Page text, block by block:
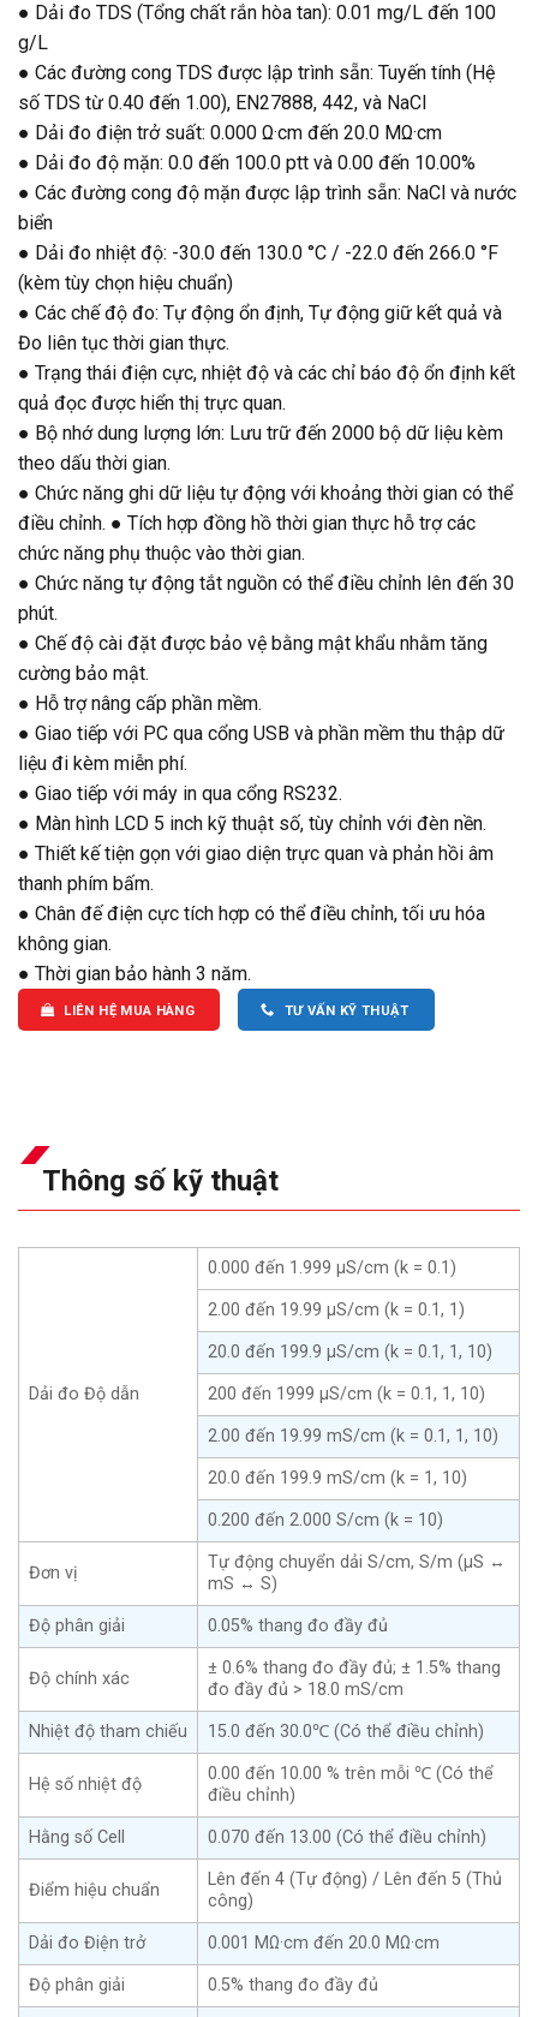
● Dải đo TDS (Tổng chất rắn hòa tan): 0.01 mg/L đến 100
g/L
● Các đường cong TDS được lập trình sẵn: Tuyến tính (Hệ
số TDS từ 0.40 đến 1.00), EN27888, 442, và NaCl
● Dải đo điện trở suất: 0.000 Ω·cm đến 20.0 MΩ·cm
● Dải đo độ mặn: 0.0 đến 100.0 ptt và 0.00 đến 10.00%
● Các đường cong độ mặn được lập trình sẵn: NaCl và nước
biển
● Dải đo nhiệt độ: -30.0 đến 130.0 °C / -22.0 đến 266.0 °F
(kèm tùy chọn hiệu chuẩn)
● Các chế độ đo: Tự động ổn định, Tự động giữ kết quả và
Đo liên tục thời gian thực.
● Trạng thái điện cực, nhiệt độ và các chỉ báo độ ổn định kết
quả đọc được hiển thị trực quan.
● Bộ nhớ dung lượng lớn: Lưu trữ đến 2000 bộ dữ liệu kèm
theo dấu thời gian.
● Chức năng ghi dữ liệu tự động với khoảng thời gian có thể
điều chỉnh. ● Tích hợp đồng hồ thời gian thực hỗ trợ các
chức năng phụ thuộc vào thời gian.
● Chức năng tự động tắt nguồn có thể điều chỉnh lên đến 30
phút.
● Chế độ cài đặt được bảo vệ bằng mật khẩu nhằm tăng
cường bảo mật.
● Hỗ trợ nâng cấp phần mềm.
● Giao tiếp với PC qua cổng USB và phần mềm thu thập dữ
liệu đi kèm miễn phí.
● Giao tiếp với máy in qua cổng RS232.
● Màn hình LCD 5 inch kỹ thuật số, tùy chỉnh với đèn nền.
● Thiết kế tiện gọn với giao diện trực quan và phản hồi âm
thanh phím bấm.
● Chân đế điện cực tích hợp có thể điều chỉnh, tối ưu hóa
không gian.
● Thời gian bảo hành 3 năm.
LIÊN HỆ MUA HÀNG TƯ VẤN KỸ THUẬT
Thông số kỹ thuật
Dải đo Độ dẫn
0.000 đến 1.999 μS/cm (k = 0.1)
2.00 đến 19.99 μS/cm (k = 0.1, 1)
20.0 đến 199.9 μS/cm (k = 0.1, 1, 10)
200 đến 1999 μS/cm (k = 0.1, 1, 10)
2.00 đến 19.99 mS/cm (k = 0.1, 1, 10)
20.0 đến 199.9 mS/cm (k = 1, 10)
0.200 đến 2.000 S/cm (k = 10)
Đơn vị
Tự động chuyển dải S/cm, S/m (μS ↔
mS ↔ S)
Độ phân giải 0.05% thang đo đầy đủ
Độ chính xác
± 0.6% thang đo đầy đủ; ± 1.5% thang
đo đầy đủ > 18.0 mS/cm
Nhiệt độ tham chiếu 15.0 đến 30.0℃ (Có thể điều chỉnh)
Hệ số nhiệt độ
0.00 đến 10.00 % trên mỗi ℃ (Có thể
điều chỉnh)
Hằng số Cell 0.070 đến 13.00 (Có thể điều chỉnh)
Điểm hiệu chuẩn
Lên đến 4 (Tự động) / Lên đến 5 (Thủ
công)
Dải đo Điện trở 0.001 MΩ·cm đến 20.0 MΩ·cm
Độ phân giải 0.5% thang đo đầy đủ